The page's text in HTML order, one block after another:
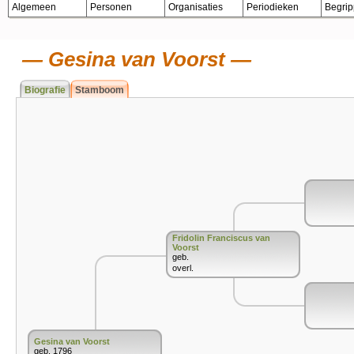
Algemeen Personen Organisaties Periodieken
Gesina van Voorst
Biografie Stamboom
Gesina van Voorst
geb. 1796
Fridolin Franciscus van
Voorst
geb.
overl.